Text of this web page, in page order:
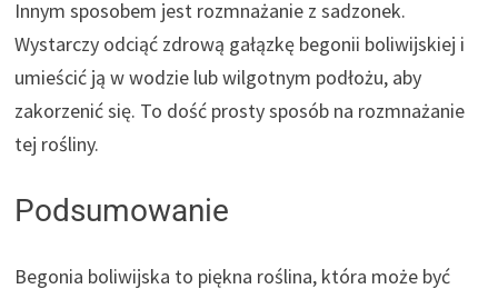
Innym sposobem jest rozmnażanie z sadzonek.
Wystarczy odciąć zdrową gałązkę begonii boliwijskiej i
umieścić ją w wodzie lub wilgotnym podłożu, aby
zakorzenić się. To dość prosty sposób na rozmnażanie
tej rośliny.
Podsumowanie
Begonia boliwijska to piękna roślina, która może być